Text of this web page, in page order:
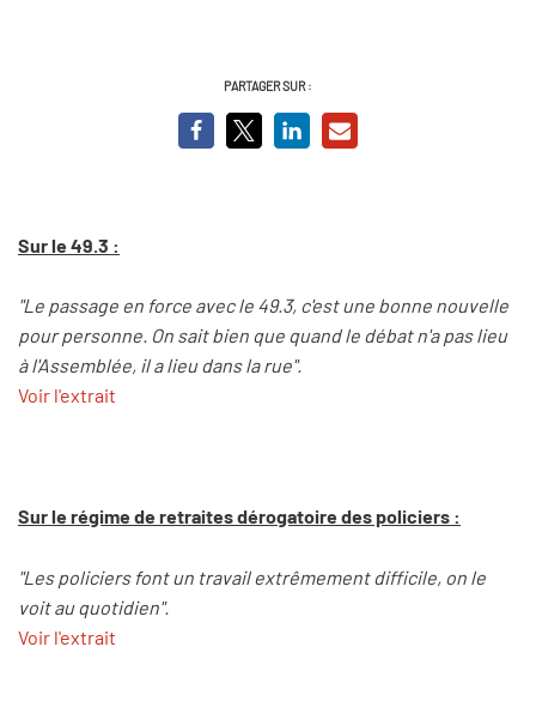
PARTAGER SUR :
Sur le 49.3 :
"Le passage en force avec le 49.3, c'est une bonne nouvelle
pour personne. On sait bien que quand le débat n'a pas lieu
à l'Assemblée, il a lieu dans la rue".
Voir l'extrait
Sur le régime de retraites dérogatoire des policiers :
"Les policiers font un travail extrêmement difficile, on le
voit au quotidien".
Voir l'extrait